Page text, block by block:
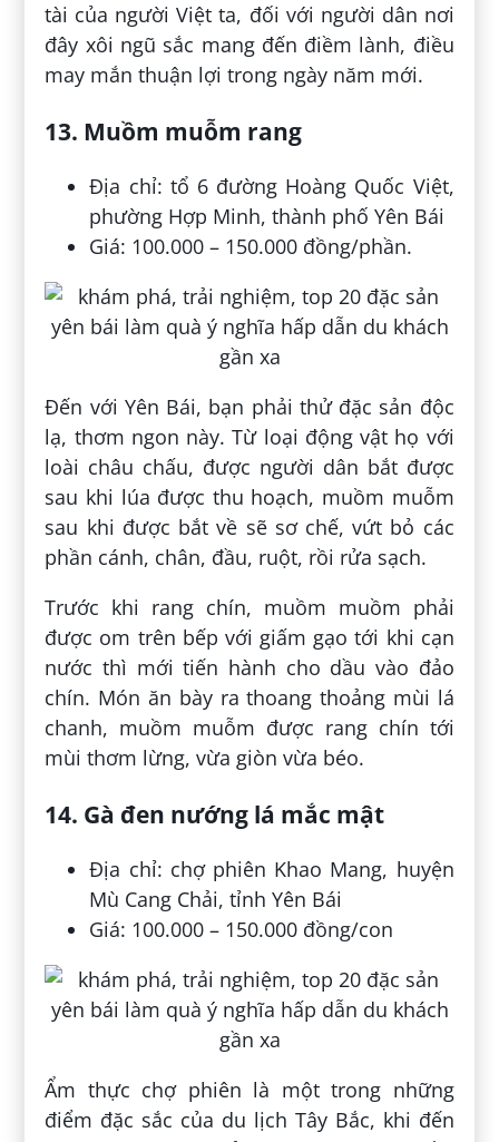
tài của người Việt ta, đối với người dân nơi
đây xôi ngũ sắc mang đến điềm lành, điều
may mắn thuận lợi trong ngày năm mới.
13. Muồm muỗm rang
Địa chỉ: tổ 6 đường Hoàng Quốc Việt,
phường Hợp Minh, thành phố Yên Bái
Giá: 100.000 – 150.000 đồng/phần.
Đến với Yên Bái, bạn phải thử đặc sản độc
lạ, thơm ngon này. Từ loại động vật họ với
loài châu chấu, được người dân bắt được
sau khi lúa được thu hoạch, muồm muỗm
sau khi được bắt về sẽ sơ chế, vứt bỏ các
phần cánh, chân, đầu, ruột, rồi rửa sạch.
Trước khi rang chín, muồm muồm phải
được om trên bếp với giấm gạo tới khi cạn
nước thì mới tiến hành cho dầu vào đảo
chín. Món ăn bày ra thoang thoảng mùi lá
chanh, muồm muỗm được rang chín tới
mùi thơm lừng, vừa giòn vừa béo.
14. Gà đen nướng lá mắc mật
Địa chỉ: chợ phiên Khao Mang, huyện
Mù Cang Chải, tỉnh Yên Bái
Giá: 100.000 – 150.000 đồng/con
Ẩm thực chợ phiên là một trong những
điểm đặc sắc của du lịch Tây Bắc, khi đến